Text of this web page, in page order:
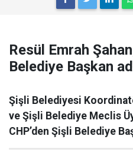
Resül Emrah
Belediye Başkan
Şişli Belediyesi
ve Şişli Belediye Meclis
CHP’den Şişli Belediye